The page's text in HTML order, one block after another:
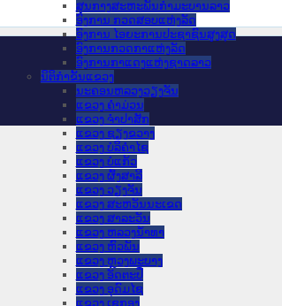
ສູນກາງສະຫະພັນກຳມະບານລາວ
ອົງການ ກວດສອບແຫ່ງລັດ
ອົງການ ໄອຍະການປະຊາຊົນສູງສຸດ
ອົງການກວດກາແຫ່ງລັດ
ອົງການກາແດງແຫ່ງຊາດລາວ
ນິຕິກໍາຂັ້ນແຂວງ
ນະ​ຄອນ​ຫລວງວຽງຈັນ
ແຂວງ ຄໍາມ່ວນ
ແຂວງ ຈໍາປາສັກ
ແຂວງ ຊຽງຂວາງ
ແຂວງ ບໍລິຄໍາໄຊ
ແຂວງ ບໍ່ແກ້ວ
ແຂວງ ຜົ້ງສາລີ
ແຂວງ ວຽງຈັນ
ແຂວງ ສະຫວັນນະເຂດ
ແຂວງ ສາລະວັນ
ແຂວງ ຫລວງນໍ້າທາ
ແຂວງ ຫົວພັນ
ແຂວງ ຫຼວງພະບາງ
ແຂວງ ອັດຕະປື
ແຂວງ ອຸດົມໄຊ
ແຂວງ ເຊກອງ